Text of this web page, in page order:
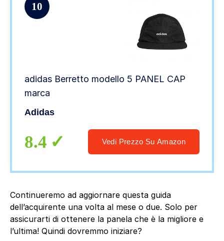
10
adidas Berretto modello 5 PANEL CAP
marca
Adidas
8.4 Vedi Prezzo Su Amazon
Continueremo ad aggiornare questa guida
dell’acquirente una volta al mese o due. Solo per
assicurarti di ottenere la panela che è la migliore e
l’ultima! Quindi dovremmo iniziare?